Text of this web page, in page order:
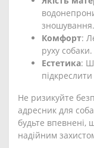
зношування.
Комфорт:
руху собаки.
Естетика:
Не ризикуйте
адресник для
будьте
надійним